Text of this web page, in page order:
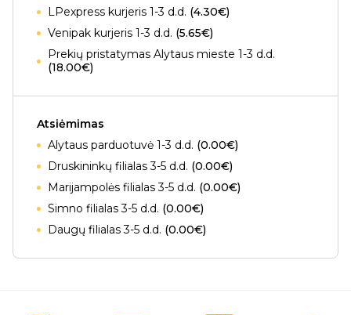
LPexpress kurjeris 1-3 d.d. (4.30€)
Venipak kurjeris 1-3 d.d. (5.65€)
Prekių pristatymas Alytaus mieste 1-3 d.d.
(18.00€)
Atsiėmimas
Alytaus parduotuvė 1-3 d.d. (0.00€)
Druskininkų filialas 3-5 d.d. (0.00€)
Marijampolės filialas 3-5 d.d. (0.00€)
Simno filialas 3-5 d.d. (0.00€)
Daugų filialas 3-5 d.d. (0.00€)